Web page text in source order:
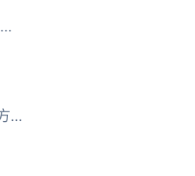
現在 WordPress 目前沒有簡單的方法供網站發布者在他們的文章...
HeadSpace2 是一個全方位的元數據管理器，讓您可以精細調整網...